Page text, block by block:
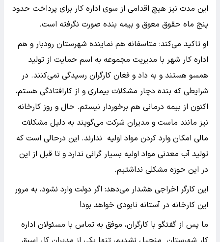
این مدت نیز هیچ اقدامی از سوی اداره کار برای پرداخت حدود
پنج ماه حقوق معوق و بیمه بنده صورت نگرفته است.
او تاکید می‌کند: متاسفانه هم نماینده شهرستان رودبار و هم
اداره کار شهر با مدیریت مجموعه به اسم حمایت از تولید
همسو هستند و به داد و فغان کارگران رسیدگی نمی‌کنند. در
شرایطی که بنده دچار مشکلات بیماری و از کارافتادگی هستم،
اکنون از بیمه درمانی هم برخوردار نیستم. حال و روز کارخانه
نیز مانند ماست و مدیران شرکت می‌گویند به دلیل مشکلات
مالی امکان وارد کردن مواد اولیه ندارند. این درحالی است که
تولید آب معدنی مواد اولیه بسیار گرانی ندارد و تا قبل از این
در این حوزه مشکلی نداشتیم.
این کارگر اخراجی هشدار می‌دهد: اگر دولت وارد نشود، به مرور
این کارخانه در آستانه نابودی خواهد بود!
ما پس از گفتگو با کارگران، موفق به تماس با مسئولان اداره